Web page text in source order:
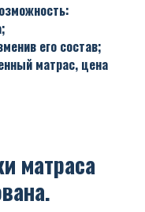
его состав;
матрас, цена
матраса